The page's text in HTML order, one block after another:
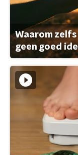
Waarom
geen goed